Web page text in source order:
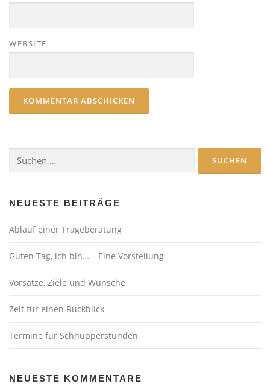
WEBSITE
nach:
NEUESTE BEITRÄGE
Ablauf einer Trageberatung
Guten Tag, ich bin… – Eine Vorstellung
Vorsätze, Ziele und Wünsche
Zeit für einen Rückblick
Termine für Schnupperstunden
NEUESTE KOMMENTARE